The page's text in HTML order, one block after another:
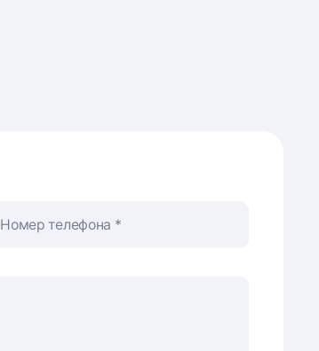
Номер телефона